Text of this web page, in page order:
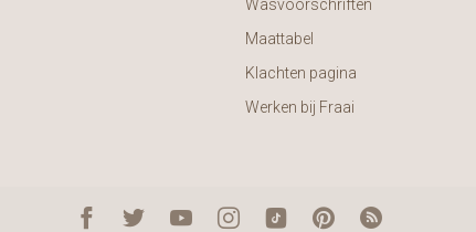
Wasvoorschriften
Maattabel
Klachten pagina
Werken bij Fraai